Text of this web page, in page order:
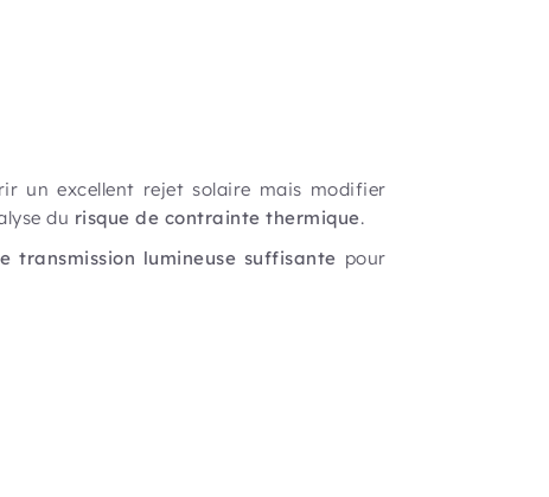
un excellent rejet solaire mais modifier
du risque de contrainte thermique.
lumineuse suffisante pour